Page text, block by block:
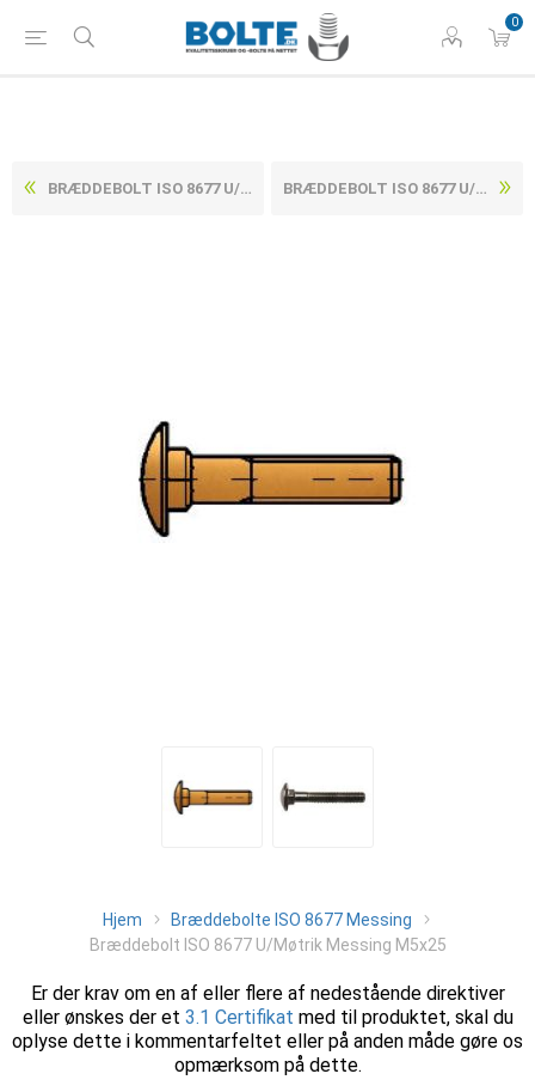
0
BRÆDDEBOLT ISO 8677 U/MØTRIK MESSING M5X20 BRÆDDEBOLT ISO 8677 U/MØTRIK MESSING M5X30
Hjem
Bræddebolte ISO 8677 Messing
Bræddebolt ISO 8677 U/Møtrik Messing M5x25
Er der krav om en af eller flere af nedestående direktiver
eller ønskes der et 3.1 Certifikat med til produktet, skal du
oplyse dette i kommentarfeltet eller på anden måde gøre os
opmærksom på dette.